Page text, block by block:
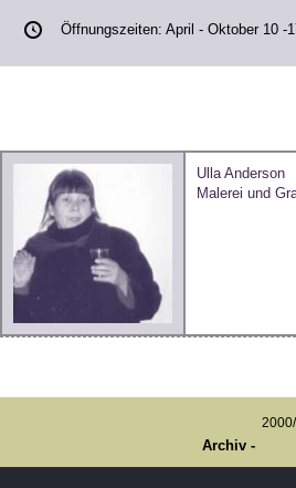
Öffnungszeiten: April - Oktober 10 -
Ulla Anderson
Malerei und
Archiv -
2000/